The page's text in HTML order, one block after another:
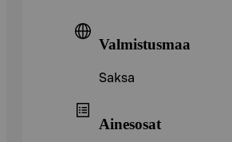
Valmistusmaa
Saksa
Ainesosat